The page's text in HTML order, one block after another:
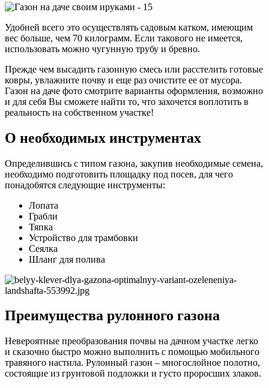
Удобней всего это осуществлять садовым катком, имеющим
вес больше, чем 70 килограмм. Если такового не имеется,
использовать можно чугунную трубу и бревно.
Прежде чем высадить газонную смесь или расстелить готовые
ковры, увлажните почву и еще раз очистите ее от мусора.
Газон на даче фото смотрите варианты оформления, возможно
и для себя Вы сможете найти то, что захочется воплотить в
реальность на собственном участке!
О необходимых инструментах
Определившись с типом газона, закупив необходимые семена,
необходимо подготовить площадку под посев, для чего
понадобятся следующие инструменты:
Лопата
Грабли
Тяпка
Устройство для трамбовки
Сеялка
Шланг для полива
Преимущества рулонного газона
Невероятные преобразования почвы на дачном участке легко
и сказочно быстро можно выполнить с помощью мобильного
травяного настила. Рулонный газон – многослойное полотно,
состоящие из грунтовой подложки и густо проросших злаков.